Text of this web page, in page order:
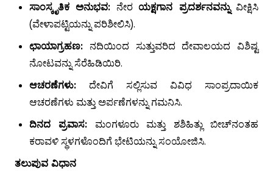
ಸಾಂಸ್ಕೃತಿಕ ಅನುಭವ: ನೇರಯಕ್ಷಗಾನ ಪ್ರದರ್ಶನವನ್ನುವೀಕ್ಷಿಸಿ
(ವೇಳಾಪಟ್ಟಿಯನ್ನು ಪರಿಶೀಲಿಸಿ).
ಛಾಯಾಗ್ರಹಣ: ನದಿಯಿಂದ ಸುತ್ತುವರಿದ ದೇವಾಲಯದ ವಿಶಿಷ್ಟ
ನೋಟವನ್ನು ಸೆರೆಹಿಡಿಯಿರಿ.
ಆಚರಣೆಗಳು: ದೇವಿಗೆ ಸಲ್ಲಿಸುವ ವಿವಿಧ ಸಾಂಪ್ರದಾಯಿಕ
ಆಚರಣೆಗಳು ಮತ್ತು ಅರ್ಪಣೆಗಳನ್ನು ಗಮನಿಸಿ.
ದಿನದ ಪ್ರವಾಸ: ಮಂಗಳೂರು ಮತ್ತು ಶಶಿಹಿತ್ಲು ಬೀಚ್‌ನಂತಹ
ಕರಾವಳಿ ಸ್ಥಳಗಳೊಂದಿಗೆ ಭೇಟಿಯನ್ನು ಸಂಯೋಜಿಸಿ.
ತಲುಪುವ ವಿಧಾನ